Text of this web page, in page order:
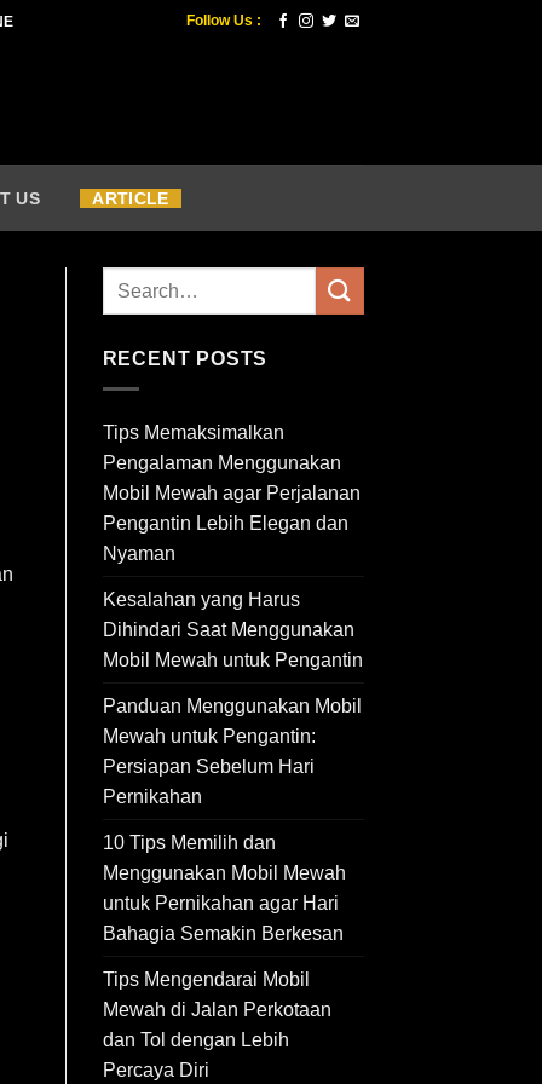
Follow Us :
US ARTICLE
RECENT POSTS
Tips Memaksimalkan
Pengalaman Menggunakan
Mobil Mewah agar Perjalanan
Pengantin Lebih Elegan dan
Nyaman
Kesalahan yang Harus
Dihindari Saat Menggunakan
Mobil Mewah untuk Pengantin
Panduan Menggunakan Mobil
Mewah untuk Pengantin:
Persiapan Sebelum Hari
Pernikahan
10 Tips Memilih dan
Menggunakan Mobil Mewah
untuk Pernikahan agar Hari
Bahagia Semakin Berkesan
Tips Mengendarai Mobil
Mewah di Jalan Perkotaan
dan Tol dengan Lebih
Percaya Diri